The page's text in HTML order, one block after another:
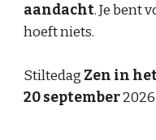
aandacht. Je bent
hoeft niets.
Stiltedag Zen in
20 september2026